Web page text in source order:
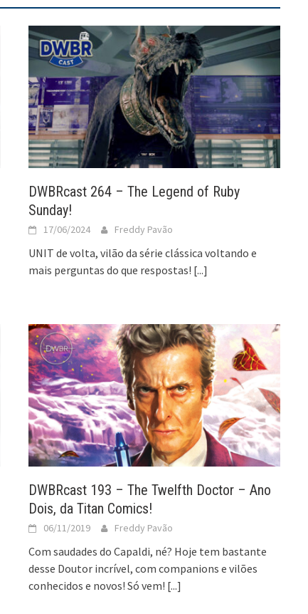
DWBRcast 264 – The Legend of Ruby
Sunday!
17/06/2024 Freddy Pavão
UNIT de volta, vilão da série clássica voltando e
mais perguntas do que respostas! [...]
DWBRcast 193 – The Twelfth Doctor – Ano
Dois, da Titan Comics!
06/11/2019 Freddy Pavão
Com saudades do Capaldi, né? Hoje tem bastante
desse Doutor incrível, com companions e vilões
conhecidos e novos! Só vem! [...]